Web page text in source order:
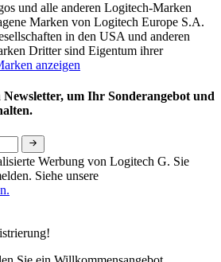
und alle anderen Logitech-Marken
Marken von Logitech Europe S.A.
in den USA und anderen
Dritter sind Eigentum ihrer
anzeigen
Newsletter, um Ihr Sonderangebot und
Werbung von Logitech G. Sie
Siehe unsere